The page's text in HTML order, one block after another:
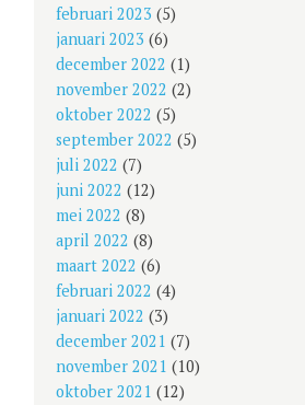
februari 2023 (5)
januari 2023 (6)
december 2022 (1)
november 2022 (2)
oktober 2022 (5)
september 2022 (5)
juli 2022 (7)
juni 2022 (12)
mei 2022 (8)
april 2022 (8)
maart 2022 (6)
februari 2022 (4)
januari 2022 (3)
december 2021 (7)
november 2021 (10)
oktober 2021 (12)